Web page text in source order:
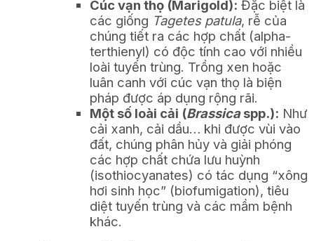
Cúc vạn thọ (Marigold): Đặc biệt là
các giống Tagetes patula, rễ của
chúng tiết ra các hợp chất (alpha-
terthienyl) có độc tính cao với nhiều
loài tuyến trùng. Trồng xen hoặc
luân canh với cúc vạn thọ là biện
pháp được áp dụng rộng rãi.
Một số loài cải (Brassicaspp.): Như
cải xanh, cải dầu… khi được vùi vào
đất, chúng phân hủy và giải phóng
các hợp chất chứa lưu huỳnh
(isothiocyanates) có tác dụng “xông
hơi sinh học” (biofumigation), tiêu
diệt tuyến trùng và các mầm bệnh
khác.